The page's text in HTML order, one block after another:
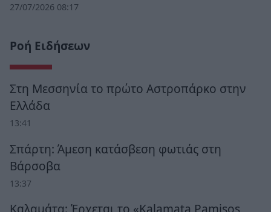
27/07/2026 08:17
Ροή Ειδήσεων
Στη Μεσσηνία το πρώτο Αστροπάρκο στην
Ελλάδα
13:41
Σπάρτη: Άμεση κατάσβεση φωτιάς στη
Βάρσοβα
13:37